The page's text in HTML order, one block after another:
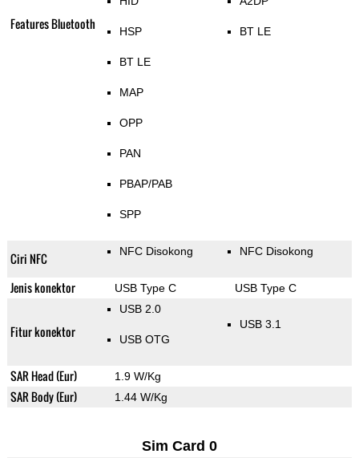
Features Bluetooth HSP
BT LE
MAP
OPP
PAN
PBAP/PAB
SPP
BT LE
Ciri NFC NFC Disokong NFC Disokong
Jenis konektor USB Type C USB Type C
Fitur konektor
USB 2.0
USB OTG
USB 3.1
SAR Head (Eur) 1.9 W/Kg
SAR Body (Eur) 1.44 W/Kg
Sim Card 0